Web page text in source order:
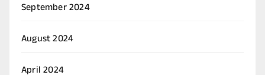
September 2024
August 2024
April 2024